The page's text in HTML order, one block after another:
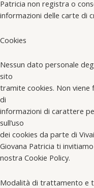
Patricia non registra o
informazioni delle carte di
Cookies
Nessun dato personale
sito
tramite cookies. Non
di
informazioni di carattere
sull’uso
dei cookies da parte di
Giovana Patricia ti
nostra Cookie Policy.
Modalità di trattamento e